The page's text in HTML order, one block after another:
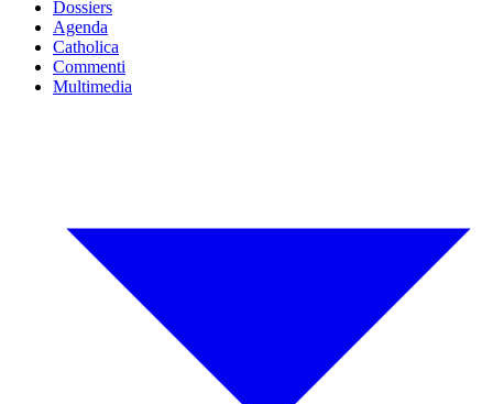
Dossiers
Agenda
Catholica
Commenti
Multimedia